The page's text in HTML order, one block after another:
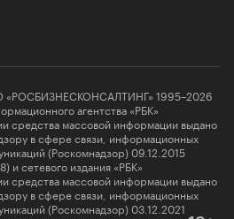
1995–2026
агентства «РБК»
средства массовой информации выдано
в сфере связи, информационных
(Роскомнадзор) 09.12.2015
сетевого издания «РБК»
средства массовой информации выдано
в сфере связи, информационных
(Роскомнадзор) 03.12.2021